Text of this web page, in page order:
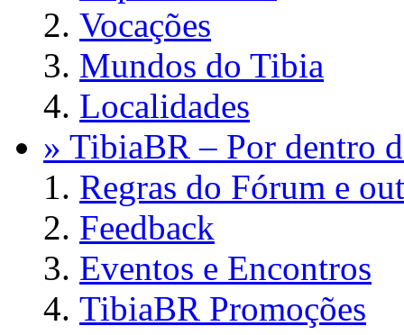
Vocações
Mundos do Tibia
Localidades
» TibiaBR – Por dentro
Regras do Fórum e
Feedback
Eventos e Encontros
TibiaBR Promoções